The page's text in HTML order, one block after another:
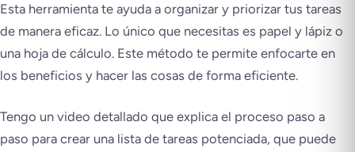
Esta herramienta te ayuda a organizar y priorizar tus tareas
de manera eficaz. Lo único que necesitas es papel y lápiz o
una hoja de cálculo. Este método te permite enfocarte en
los beneficios y hacer las cosas de forma eficiente.
Tengo un video detallado que explica el proceso paso a
paso para crear una lista de tareas potenciada, que puede